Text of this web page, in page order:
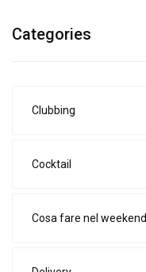
Categories
Clubbing
Cocktail
Cosa fare nel weekend